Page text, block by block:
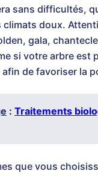
sans difficultés,
doux.
gala,
si votre arbre
de favoriser la
: Traitements
que vous